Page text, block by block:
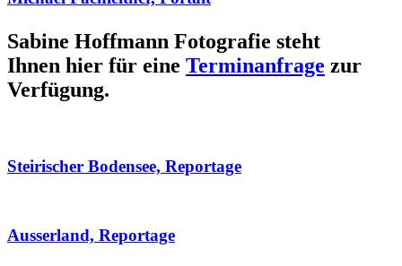
Sabine Hoffmann Fotografie steht
Ihnen hier für eine Terminanfrage zur
Verfügung.
Steirischer Bodensee, Reportage
Ausserland, Reportage